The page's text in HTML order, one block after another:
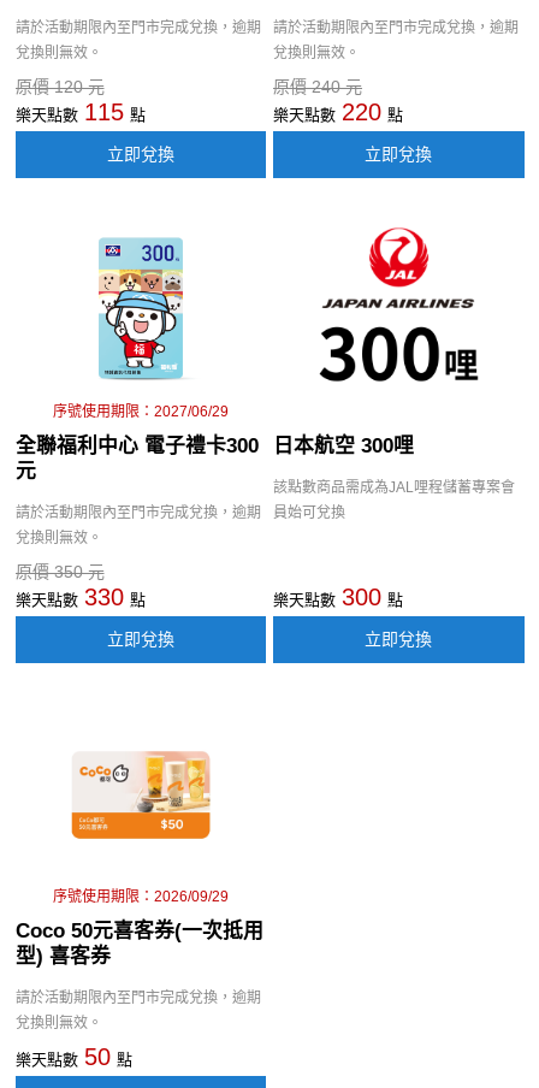
請於活動期限內至門市完成兌換，逾期
兌換則無效。
原價 120 元
樂天點數 115 點
立即兌換
請於活動期限內至門市完成兌換，逾期
兌換則無效。
原價 240 元
樂天點數 220 點
立即兌換
序號使用期限：2027/06/29
全聯福利中心 電子禮卡300
元
請於活動期限內至門市完成兌換，逾期
兌換則無效。
原價 350 元
樂天點數 330 點
立即兌換
日本航空 300哩
該點數商品需成為JAL哩程儲蓄專案會
員始可兌換
樂天點數 300 點
立即兌換
序號使用期限：2026/09/29
Coco 50元喜客券(一次抵用
型) 喜客券
請於活動期限內至門市完成兌換，逾期
兌換則無效。
樂天點數 50 點